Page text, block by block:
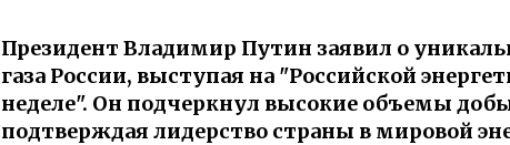
Президент Владимир Путин заявил о
газа России, выступая на "Российской
неделе". Он подчеркнул высокие объемы
подтверждая лидерство страны в мировой